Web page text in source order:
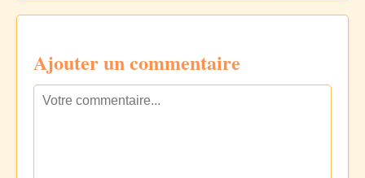
Ajouter un commentaire